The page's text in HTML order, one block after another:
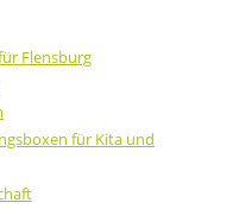
Flensburg
für Kita und